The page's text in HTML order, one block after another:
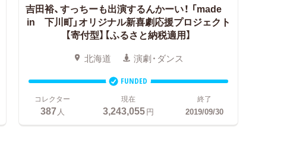
吉田裕、すっちーも出演するんかーい！ 「made
in 下川町」オリジナル新喜劇応援プロジェクト
【寄付型】【ふるさと納税適用】
北海道 演劇・ダンス
FUNDED
コレクター
387人
現在
3,243,055円
終了
2019/09/30